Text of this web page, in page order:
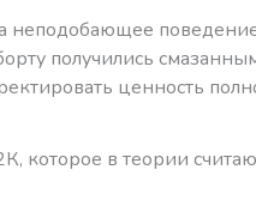
неподобающее
получились
ценность
которое в теории